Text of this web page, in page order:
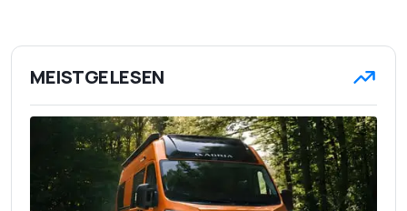
Kofferraumvolumen 786 l
Basispreis ab 137.300 Euro
MEISTGELESEN